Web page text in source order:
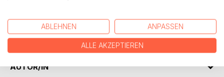
Lugosch im Banater Hügelland im Westen Rumäniens. Die
Erzählung handelt von Erlebnissen der elfjährigen Paula
Stein und ihres zehnjährigen Bruders Kai im Jahr 1983.
AUTOR/IN
ABLEHNEN ANPASSEN
ALLE AKZEPTIEREN